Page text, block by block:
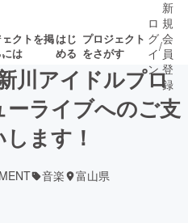
クトを掲
は
はじ
める
プロジェクト
をさがす
ロ 募集終了が近いプ
ロジェクト
ロ
グ
イ
ン
/
新
規
会
員
登
録
川アイドルプロ
ライブへのご支
ます！
音楽 富山県